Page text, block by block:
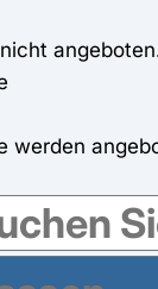
werden
(100%)